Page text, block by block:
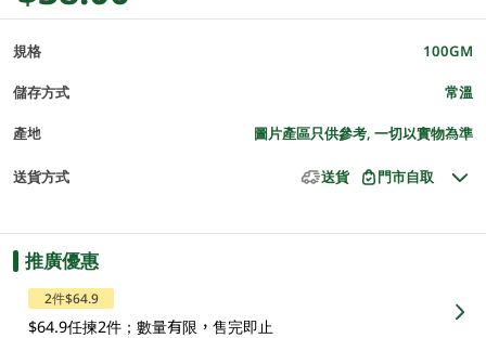
規格 100GM
儲存方式 常溫
產地 圖片產區只供參考, 一切以實物為準
送貨方式 送貨 門市自取
推廣優惠
2件$64.9
$64.9任揀2件；數量有限，售完即止